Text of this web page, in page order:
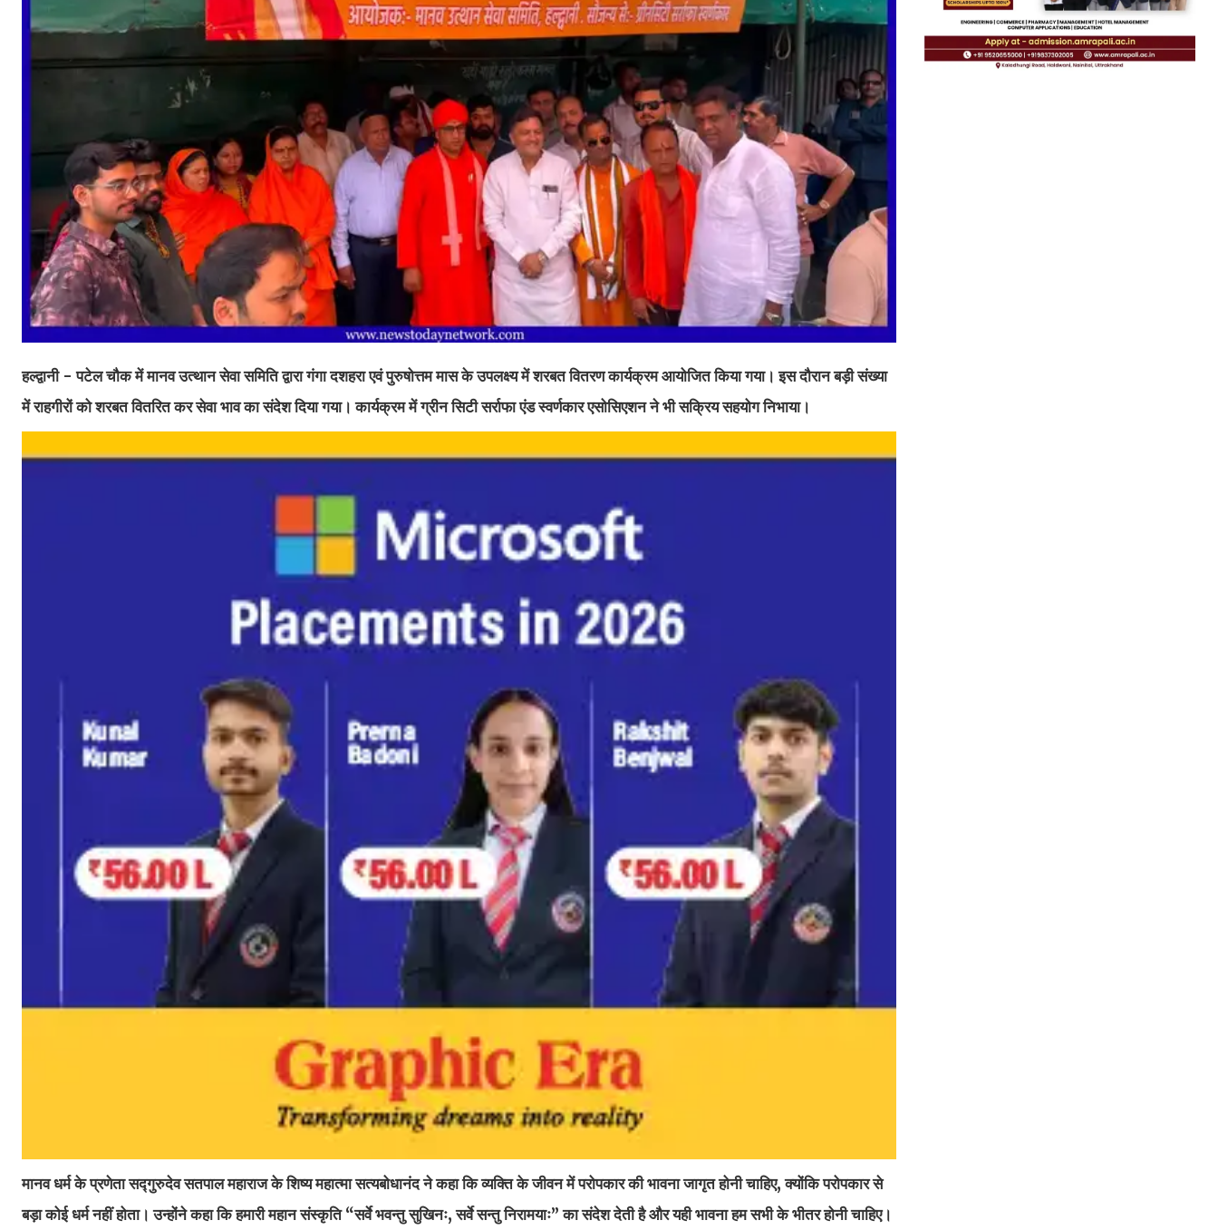
हल्द्वानी - पटेल चौक में मानव उत्थान सेवा समिति द्वारा गंगा दशहरा एवं पुरुषोत्तम मास के उपलक्ष्य में शरबत वितरण कार्यक्रम आयोजित किया गया। इस दौरान बड़ी संख्या
में राहगीरों को शरबत वितरित कर सेवा भाव का संदेश दिया गया। कार्यक्रम में ग्रीन सिटी सर्राफा एंड स्वर्णकार एसोसिएशन ने भी सक्रिय सहयोग निभाया।
मानव धर्म के प्रणेता सद्गुरुदेव सतपाल महाराज के शिष्य महात्मा सत्यबोधानंद ने कहा कि व्यक्ति के जीवन में परोपकार की भावना जागृत होनी चाहिए, क्योंकि परोपकार से
बड़ा कोई धर्म नहीं होता। उन्होंने कहा कि हमारी महान संस्कृति “सर्वे भवन्तु सुखिनः, सर्वे सन्तु निरामयाः” का संदेश देती है और यही भावना हम सभी के भीतर होनी चाहिए।